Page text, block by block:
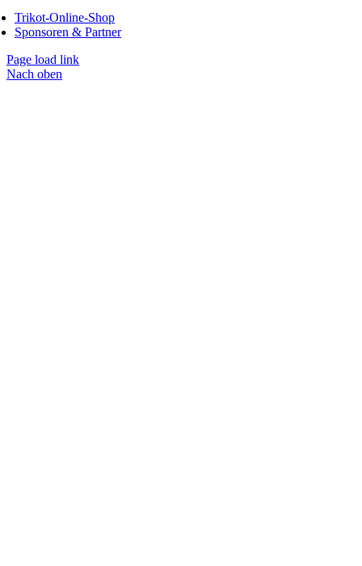
Trikot-Online-Shop
Sponsoren & Partner
Page load link
Nach oben